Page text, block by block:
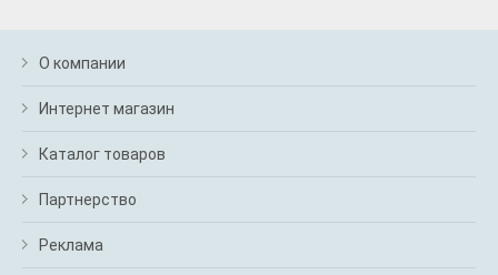
О компании
Интернет магазин
Каталог товаров
Партнерство
Реклама